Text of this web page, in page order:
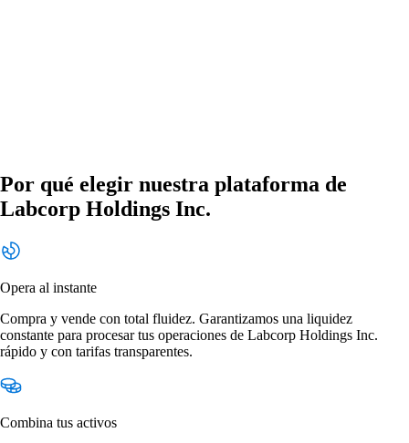
Por qué elegir nuestra plataforma de
Labcorp Holdings Inc.
Opera al instante
Compra y vende con total fluidez. Garantizamos una liquidez
constante para procesar tus operaciones de Labcorp Holdings Inc.
rápido y con tarifas transparentes.
Combina tus activos